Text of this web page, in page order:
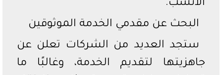
الأنسب.
البحث عن مقدمي الخدمة الموثوقين
ستجد العديد من الشركات تعلن عن
جاهزيتها لتقديم الخدمة، وغالبًا ما